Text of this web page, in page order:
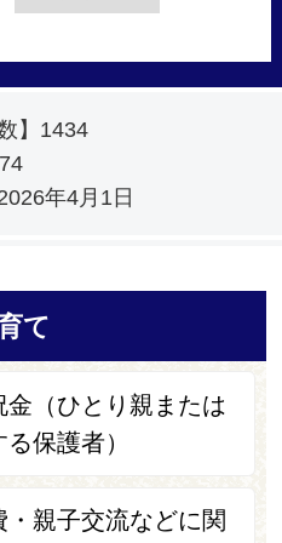
】 1434
年4月1日
て
（ひとり親または
保護者）
親子交流などに関